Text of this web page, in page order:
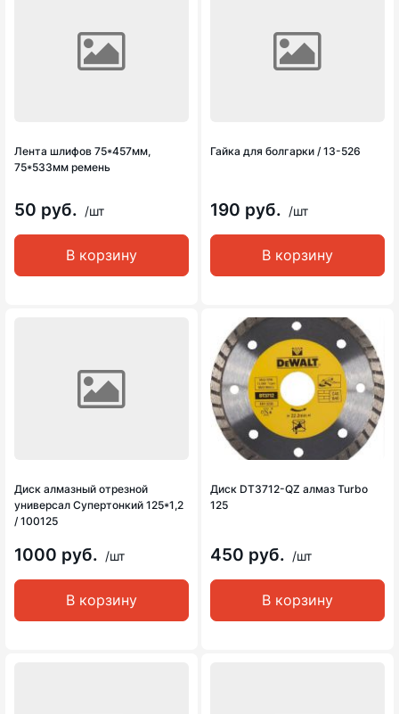
Лента шлифов 75*457мм,
75*533мм ремень
50 руб. /шт
В корзину
Гайка для болгарки / 13-526
190 руб. /шт
В корзину
Диск алмазный отрезной
универсал Супертонкий 125*1,2
/ 100125
1000 руб. /шт
В корзину
Диск DT3712-QZ алмаз Turbo
125
450 руб. /шт
В корзину